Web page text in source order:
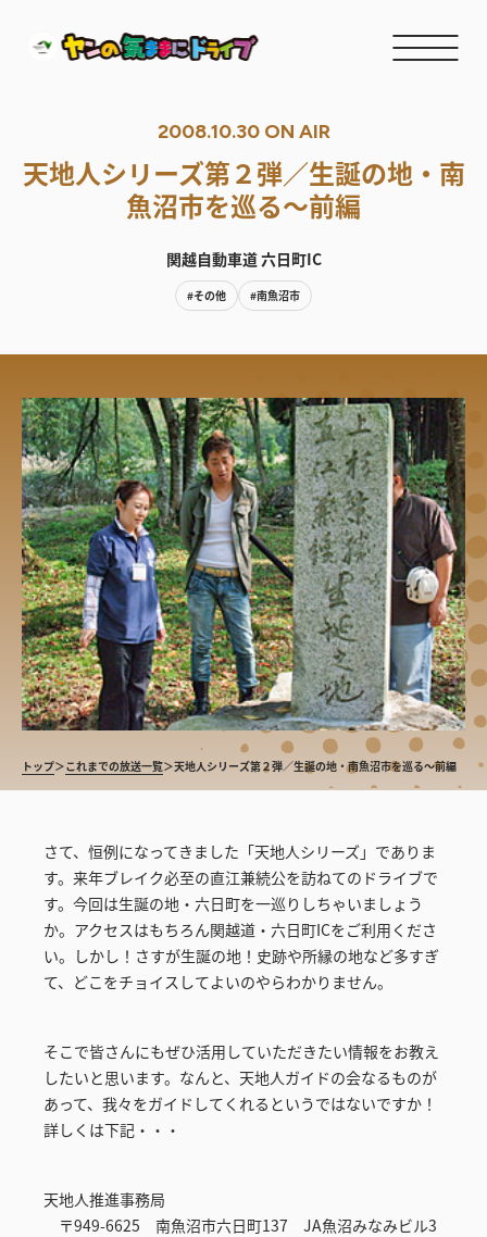
2008.10.30 ON AIR
天地人シリーズ第２弾／生誕の地・南
魚沼市を巡る～前編
関越自動車道 六日町IC
#その他 #南魚沼市
トップ＞これまでの放送一覧＞天地人シリーズ第２弾／生誕の地・南魚沼市を巡る～前編
さて、恒例になってきました「天地人シリーズ」でありま
す。来年ブレイク必至の直江兼続公を訪ねてのドライブで
す。今回は生誕の地・六日町を一巡りしちゃいましょう
か。アクセスはもちろん関越道・六日町ICをご利用くださ
い。しかし！さすが生誕の地！史跡や所縁の地など多すぎ
て、どこをチョイスしてよいのやらわかりません。
そこで皆さんにもぜひ活用していただきたい情報をお教え
したいと思います。なんと、天地人ガイドの会なるものが
あって、我々をガイドしてくれるというではないですか！
詳しくは下記・・・
天地人推進事務局
〒949-6625 南魚沼市六日町137 JA魚沼みなみビル3